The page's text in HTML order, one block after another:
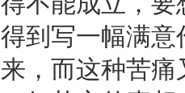
得到写一幅满
来，而这种苦